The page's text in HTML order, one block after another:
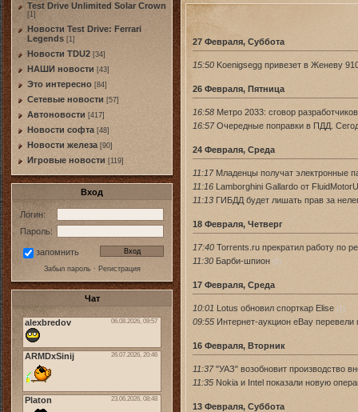
Test Drive Unlimited Solar Crown
[1]
Новости Test Drive: Ferrari
Legends [1]
Новости TDU2 [34]
НАШИ новости [43]
Это интересно [84]
Сетевые новости [57]
Автоновости [417]
Новости софта [48]
Новоcти железа [90]
Игровые новости [119]
Вход
Логин:
Пароль:
запомнить
Забыл пароль· Регистрация
Чат
27 Февраля, Суббота
15:50 Koenigsegg привезет в Женеву
26 Февраля, Пятница
16:58 Метро 2033: сговор
16:57 Очередные поправки в ПДД.
24 Февраля, Среда
11:17 Младенцы получат электронные
11:16 Lamborghini Gallardo от
11:13 ГИБДД будет лишать прав за
18 Февраля, Четверг
17:40 Torrents.ru прекратил работу по
11:30 Барби-шпион (2)
17 Февраля, Среда
10:01 Lotus обновил спорткар Elise (1)
09:55 Интернет-аукцион eBay перевели
16 Февраля, Вторник
11:37 "УАЗ" возобновит производство
11:35 Nokia и Intel показали новую
13 Февраля, Суббота